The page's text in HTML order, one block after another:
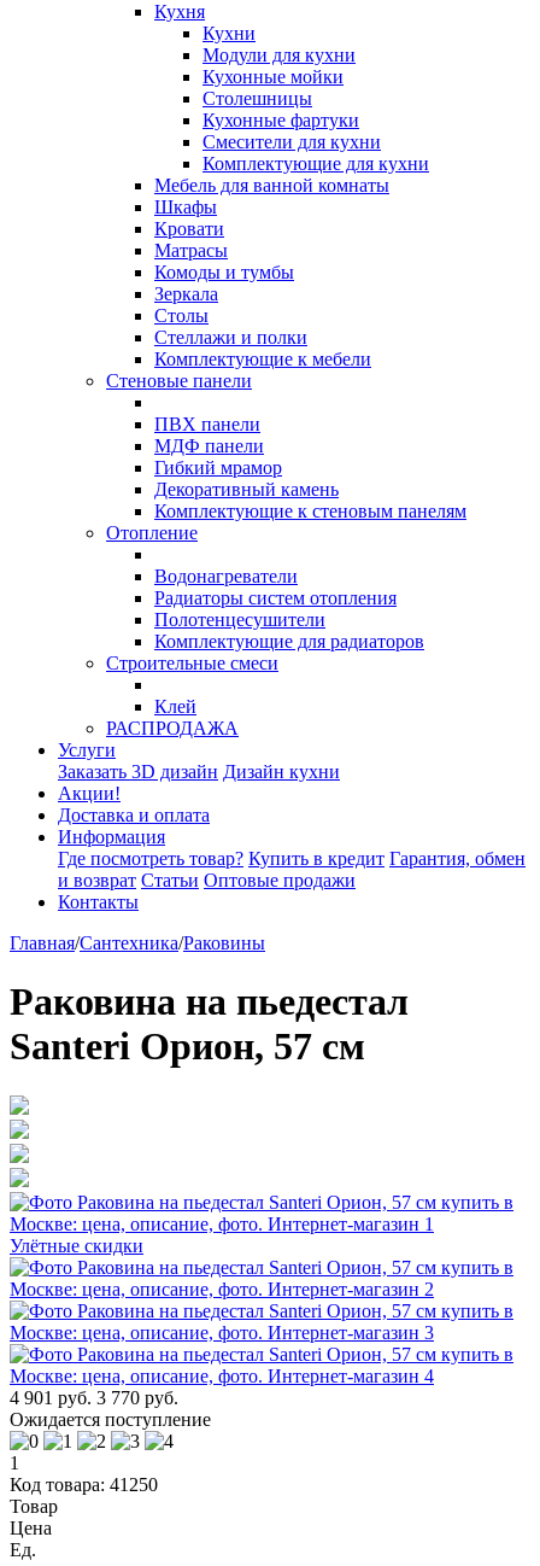
Кухня
Кухни
Модули для кухни
Кухонные мойки
Столешницы
Кухонные фартуки
Смесители для кухни
Комплектующие для кухни
Мебель для ванной комнаты
Шкафы
Кровати
Матрасы
Комоды и тумбы
Зеркала
Столы
Стеллажи и полки
Комплектующие к мебели
Стеновые панели
ПВХ панели
МДФ панели
Гибкий мрамор
Декоративный камень
Комплектующие к стеновым панелям
Отопление
Водонагреватели
Радиаторы систем отопления
Полотенцесушители
Комплектующие для радиаторов
Строительные смеси
Клей
РАСПРОДАЖА
Услуги
Заказать 3D дизайн Дизайн кухни
Акции!
Доставка и оплата
Информация
Где посмотреть товар? Купить в кредит Гарантия, обмен
и возврат Статьи Оптовые продажи
Контакты
Главная/Сантехника/Раковины
Раковина на пьедестал
Santeri Орион, 57 см
Улётные скидки
4 901 руб. 3 770 руб.
Ожидается поступление
1
Код товара: 41250
Товар
Цена
Ед.